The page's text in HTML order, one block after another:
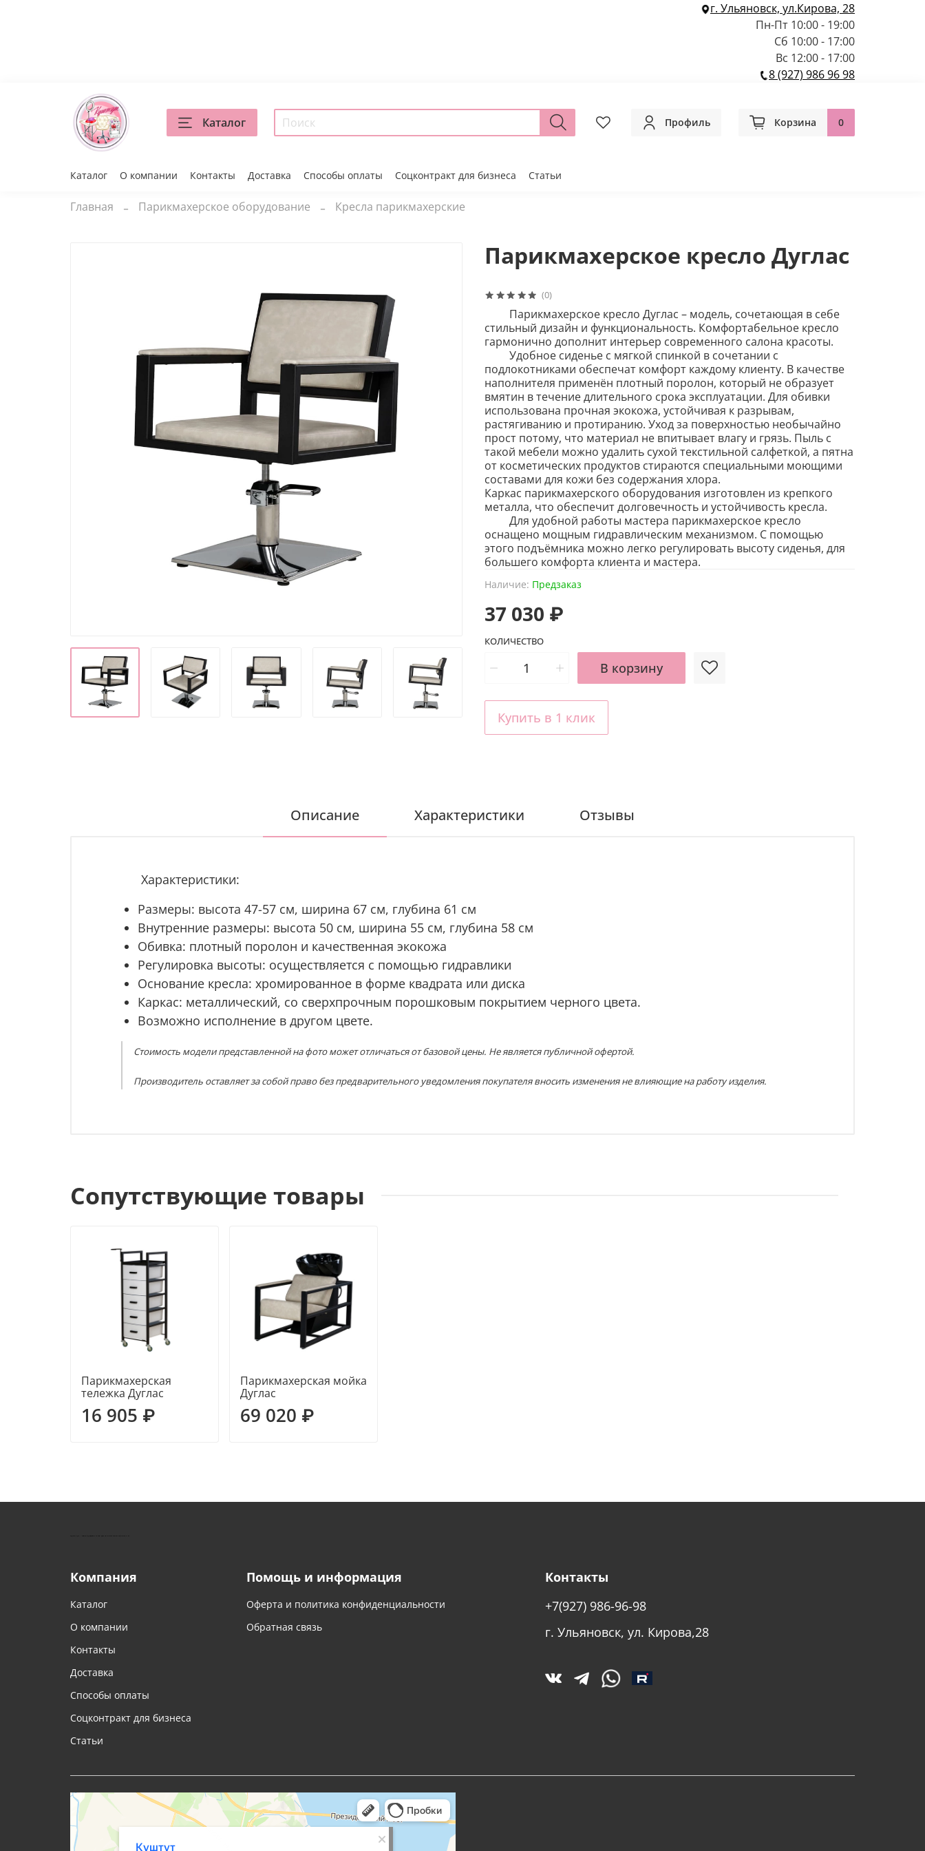
г. Ульяновск, ул.Кирова, 28
Пн-Пт 10:00 - 19:00
Сб 10:00 - 17:00
Вс 12:00 - 17:00
8 (927) 986 96 98
Каталог Профиль Корзина 0
Каталог О компании Контакты Доставка Способы оплаты Соцконтракт для бизнеса Статьи
Главная Парикмахерское оборудование Кресла парикмахерские
(0)
Наличие: Предзаказ
Парикмахерское кресло Дуглас
37 030 ₽
КОЛИЧЕСТВО
В корзину
Купить в 1 клик
Парикмахерское кресло Дуглас – модель, сочетающая в себе
стильный дизайн и функциональность. Комфортабельное кресло
гармонично дополнит интерьер современного салона красоты.
Удобное сиденье с мягкой спинкой в сочетании с
подлокотниками обеспечат комфорт каждому клиенту. В качестве
наполнителя применён плотный поролон, который не образует
вмятин в течение длительного срока эксплуатации. Для обивки
использована прочная экокожа, устойчивая к разрывам,
растягиванию и протиранию. Уход за поверхностью необычайно
прост потому, что материал не впитывает влагу и грязь. Пыль с
такой мебели можно удалить сухой текстильной салфеткой, а пятна
от косметических продуктов стираются специальными моющими
составами для кожи без содержания хлора.
Каркас парикмахерского оборудования изготовлен из крепкого
металла, что обеспечит долговечность и устойчивость кресла.
Для удобной работы мастера парикмахерское кресло
оснащено мощным гидравлическим механизмом. С помощью
этого подъёмника можно легко регулировать высоту сиденья, для
большего комфорта клиента и мастера.
Описание Характеристики Отзывы
Характеристики:
Размеры: высота 47-57 см, ширина 67 см, глубина 61 см
Внутренние размеры: высота 50 см, ширина 55 см, глубина 58 см
Обивка: плотный поролон и качественная экокожа
Регулировка высоты: осуществляется с помощью гидравлики
Основание кресла: хромированное в форме квадрата или диска
Каркас: металлический, со сверхпрочным порошковым покрытием черного цвета.
Возможно исполнение в другом цвете.
Стоимость модели представленной на фото может отличаться от базовой цены. Не является публичной офертой.
Производитель оставляет за собой право без предварительного уведомления покупателя вносить изменения не влияющие на работу изделия.
Сопутствующие товары
Парикмахерская
тележка Дуглас
16 905 ₽
Парикмахерская мойка
Дуглас
69 020 ₽
КУШТУТ - ОБОРУДОВАНИЕ ДЛЯ САЛОНОВ КРАСОТЫ
Компания
Каталог
О компании
Контакты
Доставка
Способы оплаты
Соцконтракт для бизнеса
Статьи
Помощь и информация
Оферта и политика конфиденциальности
Обратная связь
Контакты
+7(927) 986-96-98
г. Ульяновск, ул. Кирова,28